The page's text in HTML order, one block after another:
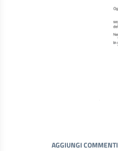
Documenti e Media
AGGIUNGI COMMENTI